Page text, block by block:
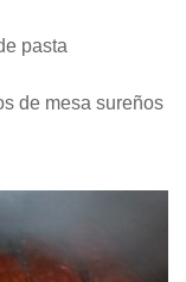
pasta
de mesa sureños